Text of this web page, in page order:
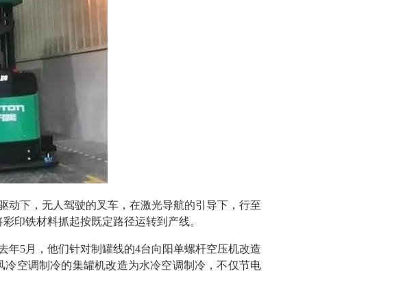
动下，无人驾驶的叉车，在激光导航的引导下，行至
印铁材料抓起按既定路径运转到产线。
年5月，他们针对制罐线的4台向阳单螺杆空压机改造
空调制冷的集罐机改造为水冷空调制冷，不仅节电